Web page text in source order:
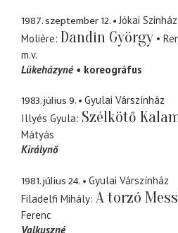
1987. szeptember 12.
Jókai Szinház
Molière Dandin György
m.v.
Lükeházyné
koreográfus
1983. július 9.
Gyulai Várszínház
Illyés Gyula Szélkötő
Mátyás
Királynő
1981. július 24.
Gyulai Várszínház
Filadelfi Mihály A torzó
Ferenc
Valkuszné